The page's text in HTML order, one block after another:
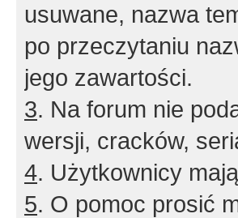
usuwane, nazwa
po przeczytaniu
jego zawartości.
3. Na forum nie
wersji, cracków,
4. Użytkownicy
5. O pomoc prosić